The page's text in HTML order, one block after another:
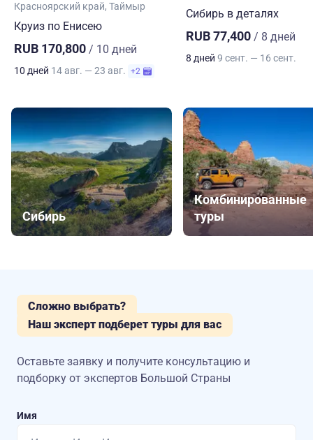
Красноярский край Таймыр
Круиз по Енисею
RUB 170,800 / 10 дней
10 дней 14 авг. — 23 авг. +2
Сибирь в деталях
RUB 77,400 / 8 дней
8 дней 9 сент. — 16 сент.
Сибирь
Комбинированные
туры
Сложно выбрать?
Наш эксперт подберет туры для вас
Оставьте заявку и получите консультацию и
подборку от экспертов Большой Страны
Имя